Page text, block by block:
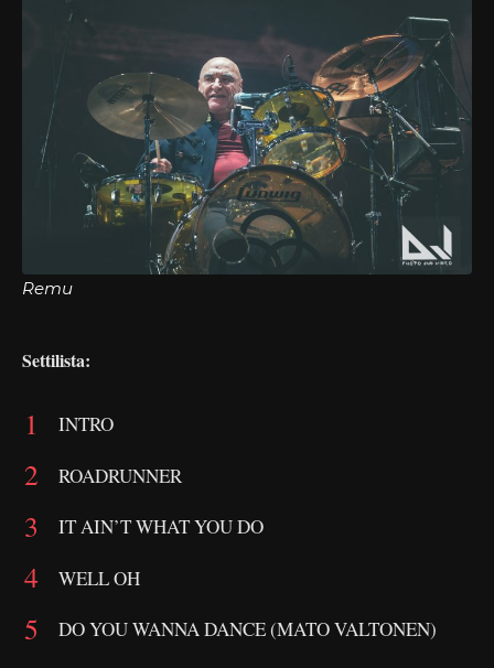
Remu
Settilista:
INTRO
ROADRUNNER
IT AIN’T WHAT YOU DO
WELL OH
DO YOU WANNA DANCE (MATO VALTONEN)